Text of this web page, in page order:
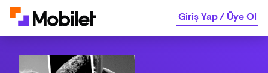
Giriş Yap/Üye Ol